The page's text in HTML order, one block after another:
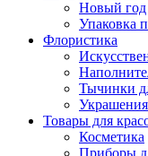
Новый год
Упаковка
Флористика
Тычинки
Товары для
Косметика
Приборы